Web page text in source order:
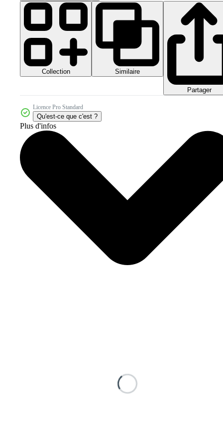
Collection Similaire
Partager
Licence Pro Standard
Qu'est-ce que c'est ?
Plus d'infos